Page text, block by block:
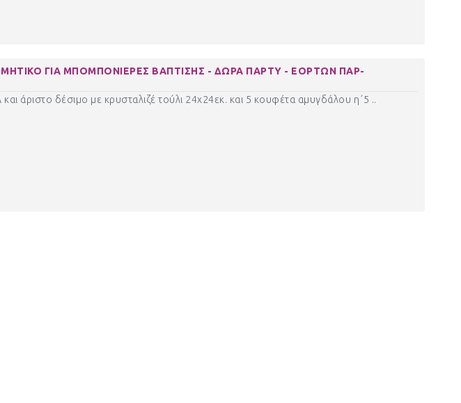
ΓΙΑ ΜΠΟΜΠΟΝΙΕΡΕΣ ΒΑΠΤΙΣΗΣ - ΔΩΡΑ ΠΑΡΤΥ - ΕΟΡΤΩΝ ΠΑΡ-
άριστο δέσιμο με κρυσταλιζέ τούλι 24χ24εκ. και 5 κουφέτα αμυγδάλου η΄5 ..